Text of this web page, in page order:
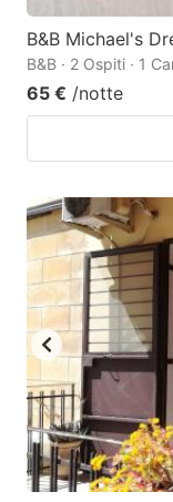
B&B Michael's
B&B · 2 Ospiti · 1
65 € /notte